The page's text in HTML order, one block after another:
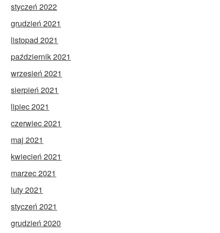
styczeń 2022
grudzień 2021
listopad 2021
październik 2021
wrzesień 2021
sierpień 2021
lipiec 2021
czerwiec 2021
maj 2021
kwiecień 2021
marzec 2021
luty 2021
styczeń 2021
grudzień 2020